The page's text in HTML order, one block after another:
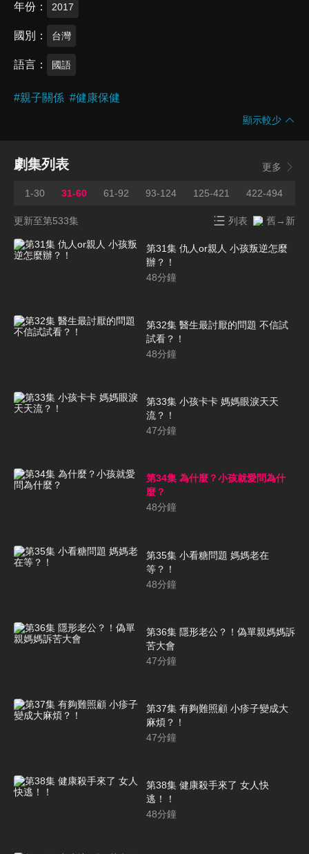
年份 2017
國別 台灣
語言 國語
#親子關係 #健康保健
顯示較少
劇集列表 更多
1-30 31-60 61-92 93-124 125-421 422-494
更新至第533集 列表 舊→新
第31集 仇人or親人 小孩叛逆怎麼
辦？！
48分鐘
第32集 醫生最討厭的問題 不信試
試看？！
48分鐘
第33集 小孩卡卡 媽媽眼淚天天
流？！
47分鐘
第34集 為什麼？小孩就愛問為什
麼？
48分鐘
第35集 小看糖問題 媽媽老在
等？！
48分鐘
第36集 隱形老公？！偽單親媽媽訴
苦大會
47分鐘
第37集 有夠難照顧 小疹子變成大
麻煩？！
47分鐘
第38集 健康殺手來了 女人快
逃！！
48分鐘